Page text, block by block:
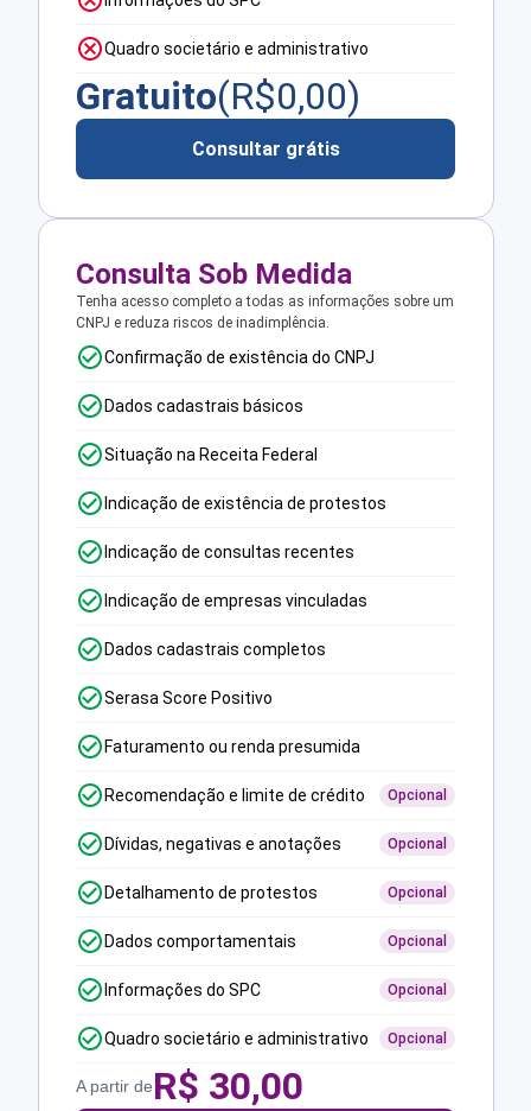
Quadro societário e administrativo
Gratuito(R$0,00)
Consultar grátis
Consulta Sob Medida
Tenha acesso completo a todas as informações sobre um
CNPJ e reduza riscos de inadimplência.
Confirmação de existência do CNPJ
Dados cadastrais básicos
Situação na Receita Federal
Indicação de existência de protestos
Indicação de consultas recentes
Indicação de empresas vinculadas
Dados cadastrais completos
Serasa Score Positivo
Faturamento ou renda presumida
Recomendação e limite de crédito Opcional
Dívidas, negativas e anotações Opcional
Detalhamento de protestos Opcional
Dados comportamentais Opcional
Informações do SPC Opcional
Quadro societário e administrativo Opcional
A partir deR$ 30,00